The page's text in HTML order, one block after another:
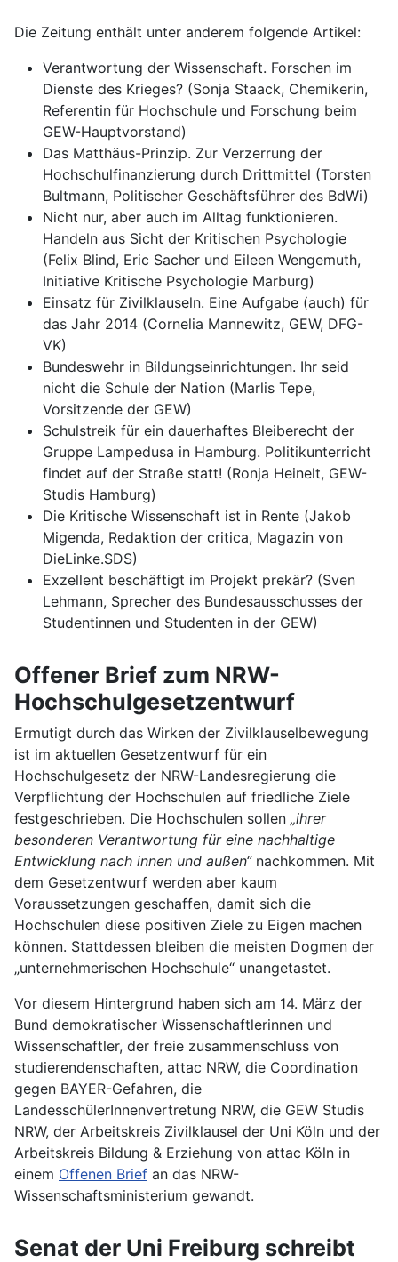
Die Zeitung enthält unter anderem folgende Artikel:
Verantwortung der Wissenschaft. Forschen im
Dienste des Krieges? (Sonja Staack, Chemikerin,
Referentin für Hochschule und Forschung beim
GEW-Hauptvorstand)
Das Matthäus-Prinzip. Zur Verzerrung der
Hochschulfinanzierung durch Drittmittel (Torsten
Bultmann, Politischer Geschäftsführer des BdWi)
Nicht nur, aber auch im Alltag funktionieren.
Handeln aus Sicht der Kritischen Psychologie
(Felix Blind, Eric Sacher und Eileen Wengemuth,
Initiative Kritische Psychologie Marburg)
Einsatz für Zivilklauseln. Eine Aufgabe (auch) für
das Jahr 2014 (Cornelia Mannewitz, GEW, DFG-
VK)
Bundeswehr in Bildungseinrichtungen. Ihr seid
nicht die Schule der Nation (Marlis Tepe,
Vorsitzende der GEW)
Schulstreik für ein dauerhaftes Bleiberecht der
Gruppe Lampedusa in Hamburg. Politikunterricht
findet auf der Straße statt! (Ronja Heinelt, GEW-
Studis Hamburg)
Die Kritische Wissenschaft ist in Rente (Jakob
Migenda, Redaktion der critica, Magazin von
DieLinke.SDS)
Exzellent beschäftigt im Projekt prekär? (Sven
Lehmann, Sprecher des Bundesausschusses der
Studentinnen und Studenten in der GEW)
Offener Brief zum NRW-
Hochschulgesetzentwurf
Ermutigt durch das Wirken der Zivilklauselbewegung
ist im aktuellen Gesetzentwurf für ein
Hochschulgesetz der NRW-Landesregierung die
Verpflichtung der Hochschulen auf friedliche Ziele
festgeschrieben. Die Hochschulen sollen „ihrer
besonderen Verantwortung für eine nachhaltige
Entwicklung nach innen und außen“nachkommen. Mit
dem Gesetzentwurf werden aber kaum
Voraussetzungen geschaffen, damit sich die
Hochschulen diese positiven Ziele zu Eigen machen
können. Stattdessen bleiben die meisten Dogmen der
„unternehmerischen Hochschule“ unangetastet.
Vor diesem Hintergrund haben sich am 14. März der
Bund demokratischer Wissenschaftlerinnen und
Wissenschaftler, der freie zusammenschluss von
studierendenschaften, attac NRW, die Coordination
gegen BAYER-Gefahren, die
LandesschülerInnenvertretung NRW, die GEW Studis
NRW, der Arbeitskreis Zivilklausel der Uni Köln und der
Arbeitskreis Bildung & Erziehung von attac Köln in
einem Offenen Brief an das NRW-
Wissenschaftsministerium gewandt.
Senat der Uni Freiburg schreibt